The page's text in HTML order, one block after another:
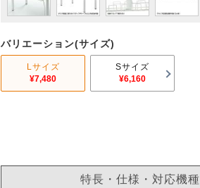
バリエーション(サイズ)
Lサイズ
¥7,480
Sサイズ
¥6,160
特長・仕様・対応機種